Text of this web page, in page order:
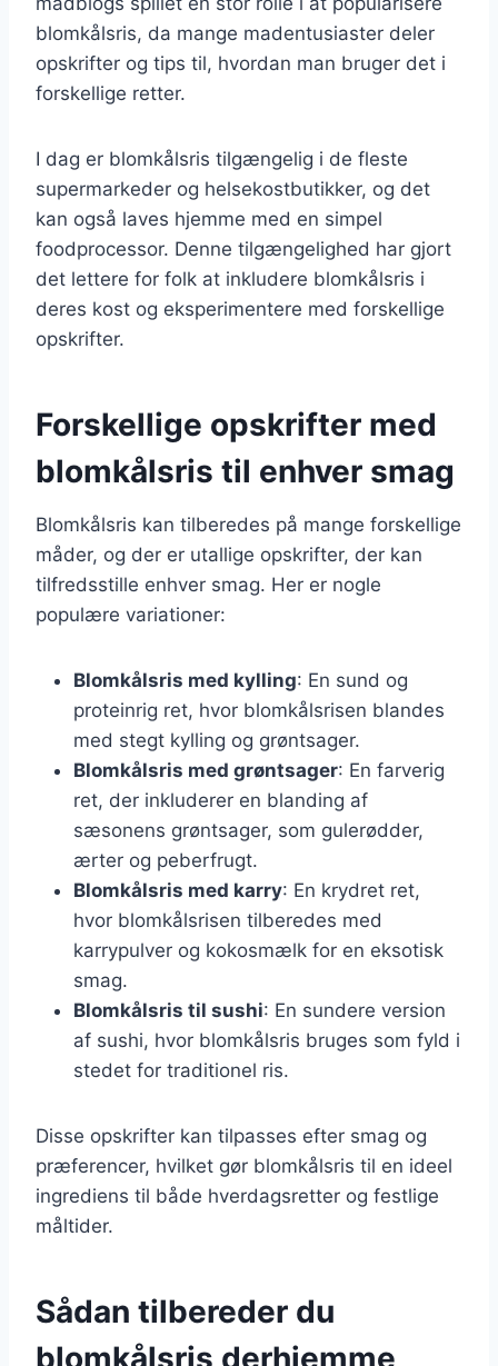
blomkålsris, da mange madentusiaster deler
opskrifter og tips til, hvordan man bruger det i
forskellige retter.
I dag er blomkålsris tilgængelig i de fleste
supermarkeder og helsekostbutikker, og det
kan også laves hjemme med en simpel
foodprocessor. Denne tilgængelighed har gjort
det lettere for folk at inkludere blomkålsris i
deres kost og eksperimentere med forskellige
opskrifter.
Forskellige opskrifter med
blomkålsris til enhver smag
Blomkålsris kan tilberedes på mange forskellige
måder, og der er utallige opskrifter, der kan
tilfredsstille enhver smag. Her er nogle
populære variationer:
Blomkålsris med kylling: En sund og
proteinrig ret, hvor blomkålsrisen blandes
med stegt kylling og grøntsager.
Blomkålsris med grøntsager: En farverig
ret, der inkluderer en blanding af
sæsonens grøntsager, som gulerødder,
ærter og peberfrugt.
Blomkålsris med karry: En krydret ret,
hvor blomkålsrisen tilberedes med
karrypulver og kokosmælk for en eksotisk
smag.
Blomkålsris til sushi: En sundere version
af sushi, hvor blomkålsris bruges som fyld i
stedet for traditionel ris.
Disse opskrifter kan tilpasses efter smag og
præferencer, hvilket gør blomkålsris til en ideel
ingrediens til både hverdagsretter og festlige
måltider.
Sådan tilbereder du
blomkålsris derhjemme